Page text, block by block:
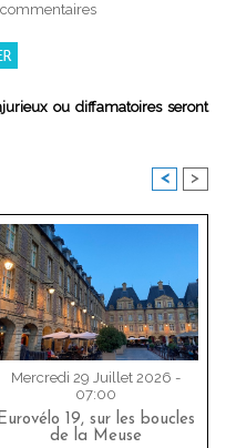
ou diffamatoires seront
< >
Mercredi 29 Juillet 2026 -
07:00
Eurovélo 19, sur les boucles
de la Meuse